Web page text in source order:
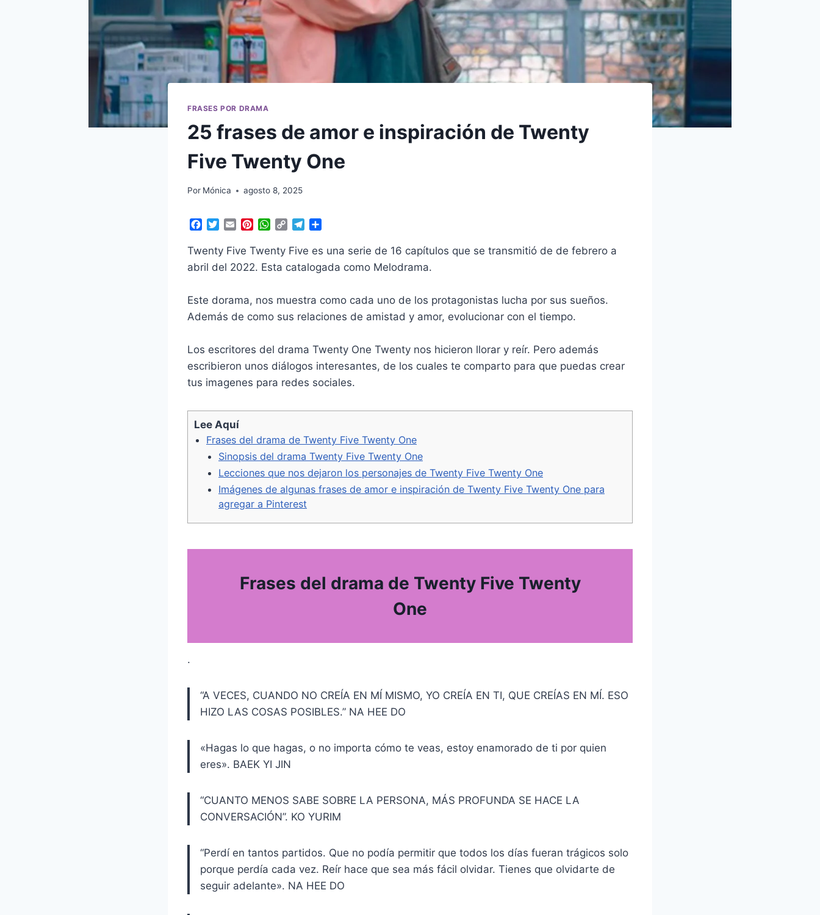
FRASES POR DRAMA
25 frases de amor e inspiración de Twenty
Five Twenty One
Por Mónica agosto 8, 2025
c
e
b
o
i
t
t
r
a
i
l
n
t
e
e
t
W
a
s
p
C
p
L
n
l
e
g
a
m
m
a
t
i
r
Twenty Five Twenty Five es una serie de 16 capítulos que se transmitió de de febrero a
abril del 2022. Esta catalogada como Melodrama.
Este dorama, nos muestra como cada uno de los protagonistas lucha por sus sueños.
Además de como sus relaciones de amistad y amor, evolucionar con el tiempo.
Los escritores del drama Twenty One Twenty nos hicieron llorar y reír. Pero además
escribieron unos diálogos interesantes, de los cuales te comparto para que puedas crear
tus imagenes para redes sociales.
Lee Aquí
Frases del drama de Twenty Five Twenty One
Sinopsis del drama Twenty Five Twenty One
Lecciones que nos dejaron los personajes de Twenty Five Twenty One
Imágenes de algunas frases de amor e inspiración de Twenty Five Twenty One para
agregar a Pinterest
Frases del drama de Twenty Five Twenty
One
.
“A VECES, CUANDO NO CREÍA EN MÍ MISMO, YO CREÍA EN TI, QUE CREÍAS EN MÍ. ESO
HIZO LAS COSAS POSIBLES.” NA HEE DO
«Hagas lo que hagas, o no importa cómo te veas, estoy enamorado de ti por quien
eres». BAEK YI JIN
“CUANTO MENOS SABE SOBRE LA PERSONA, MÁS PROFUNDA SE HACE LA
CONVERSACIÓN”. KO YURIM
“Perdí en tantos partidos. Que no podía permitir que todos los días fueran trágicos solo
porque perdía cada vez. Reír hace que sea más fácil olvidar. Tienes que olvidarte de
seguir adelante». NA HEE DO